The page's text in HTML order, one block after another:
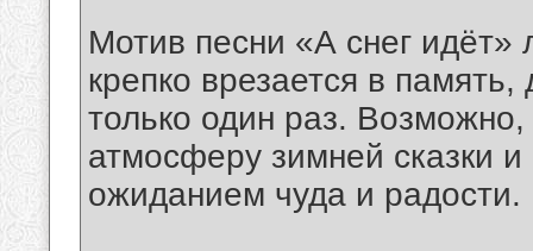
Мотив песни «А снег идёт»
крепко врезается в
только один раз.
атмосферу зимней сказки и
ожиданием чуда и радости.